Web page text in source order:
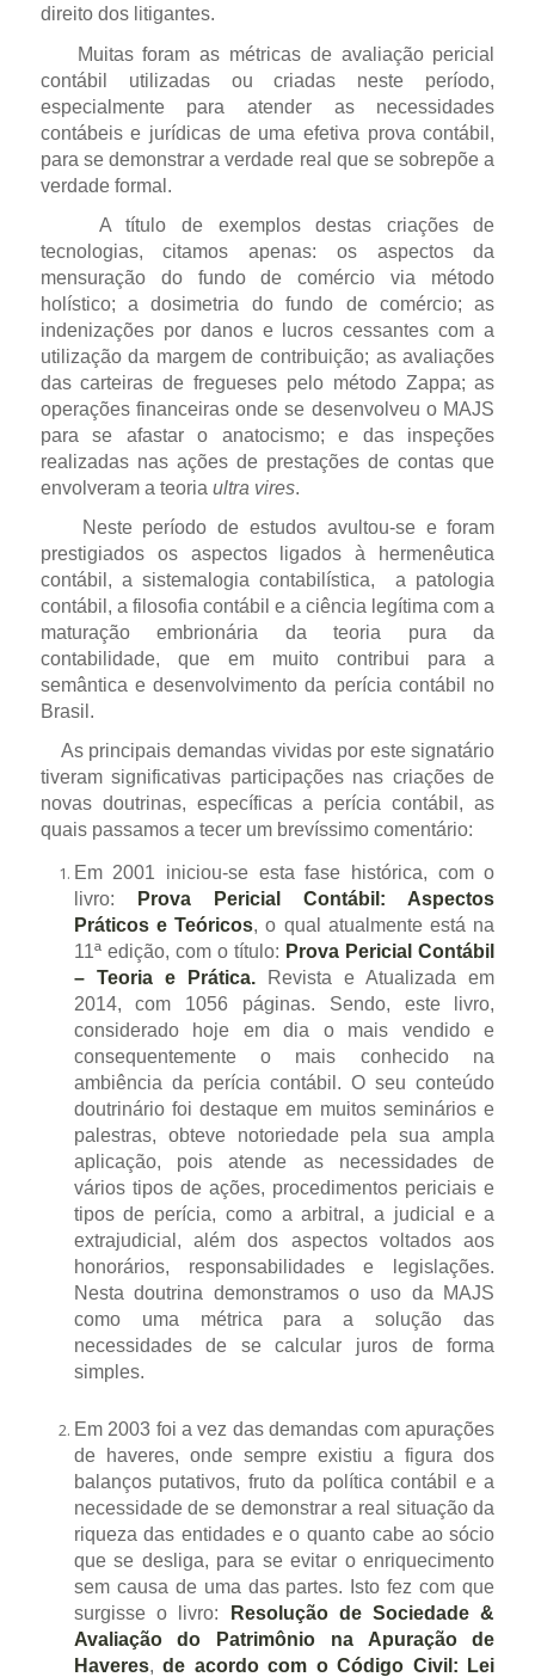
direito dos litigantes.
Muitas foram as métricas de avaliação pericial
contábil utilizadas ou criadas neste período,
especialmente para atender as necessidades
contábeis e jurídicas de uma efetiva prova contábil,
para se demonstrar a verdade real que se sobrepõe a
verdade formal.
A título de exemplos destas criações de
tecnologias, citamos apenas: os aspectos da
mensuração do fundo de comércio via método
holístico; a dosimetria do fundo de comércio; as
indenizações por danos e lucros cessantes com a
utilização da margem de contribuição; as avaliações
das carteiras de fregueses pelo método Zappa; as
operações financeiras onde se desenvolveu o MAJS
para se afastar o anatocismo; e das inspeções
realizadas nas ações de prestações de contas que
envolveram a teoria ultra vires.
Neste período de estudos avultou-se e foram
prestigiados os aspectos ligados à hermenêutica
contábil, a sistemalogia contabilística, a patologia
contábil, a filosofia contábil e a ciência legítima com a
maturação embrionária da teoria pura da
contabilidade, que em muito contribui para a
semântica e desenvolvimento da perícia contábil no
Brasil.
As principais demandas vividas por este signatário
tiveram significativas participações nas criações de
novas doutrinas, específicas a perícia contábil, as
quais passamos a tecer um brevíssimo comentário:
Em 2001 iniciou-se esta fase histórica, com o
livro:
Prova Pericial Contábil: Aspectos
Práticos e Teóricos, o qual atualmente está na
11ª edição, com o título: Prova Pericial Contábil
– Teoria e Prática.Revista e Atualizada em
2014, com 1056 páginas. Sendo, este livro,
considerado hoje em dia o mais vendido e
consequentemente o mais conhecido na
ambiência da perícia contábil. O seu conteúdo
doutrinário foi destaque em muitos seminários e
palestras, obteve notoriedade pela sua ampla
aplicação, pois atende as necessidades de
vários tipos de ações, procedimentos periciais e
tipos de perícia, como a arbitral, a judicial e a
extrajudicial, além dos aspectos voltados aos
honorários, responsabilidades e legislações.
Nesta doutrina demonstramos o uso da MAJS
como uma métrica para a solução das
necessidades de se calcular juros de forma
simples.
Em 2003 foi a vez das demandas com apurações
de haveres, onde sempre existiu a figura dos
balanços putativos, fruto da política contábil e a
necessidade de se demonstrar a real situação da
riqueza das entidades e o quanto cabe ao sócio
que se desliga, para se evitar o enriquecimento
sem causa de uma das partes. Isto fez com que
surgisse o livro:
Resolução de Sociedade &
Avaliação do Patrimônio na Apuração de
Haveres,de acordo com o Código Civil: Lei